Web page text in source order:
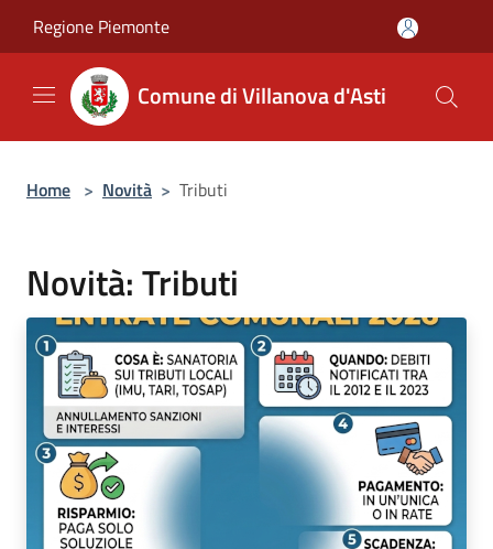
Regione Piemonte
Comune di Villanova d'Asti
Home > Novità > Tributi
Novità: Tributi